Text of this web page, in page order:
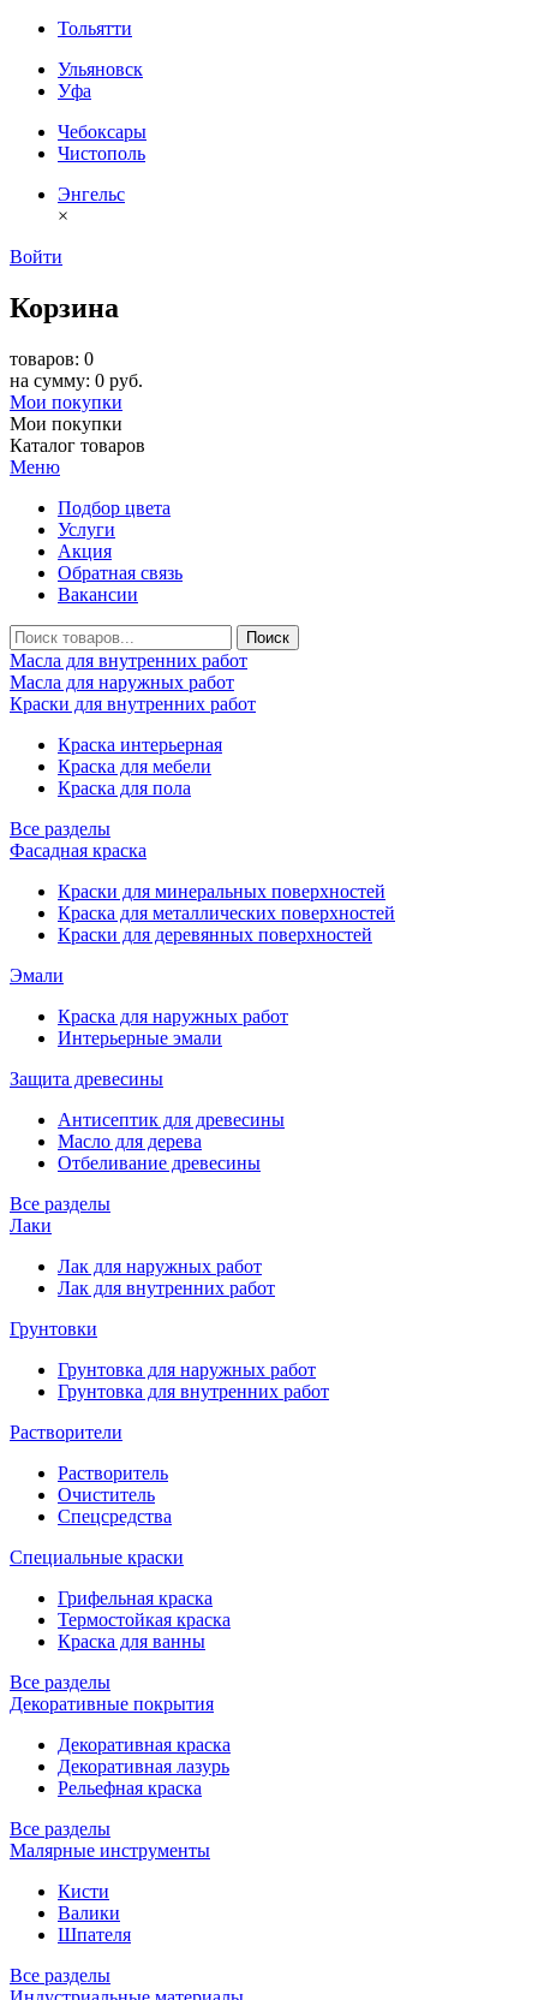
Тольятти
Ульяновск
Уфа
Чебоксары
Чистополь
Энгельс
×
Войти
Корзина
товаров: 0
на сумму: 0 руб.
Мои покупки
Мои покупки
Каталог товаров
Меню
Подбор цвета
Услуги
Акция
Обратная связь
Вакансии
Масла для внутренних работ
Масла для наружных работ
Краски для внутренних работ
Краска интерьерная
Краска для мебели
Краска для пола
Все разделы
Фасадная краска
Краски для минеральных поверхностей
Краска для металлических поверхностей
Краски для деревянных поверхностей
Эмали
Краска для наружных работ
Интерьерные эмали
Защита древесины
Антисептик для древесины
Масло для дерева
Отбеливание древесины
Все разделы
Лаки
Лак для наружных работ
Лак для внутренних работ
Грунтовки
Грунтовка для наружных работ
Грунтовка для внутренних работ
Растворители
Растворитель
Очиститель
Спецсредства
Специальные краски
Грифельная краска
Термостойкая краска
Краска для ванны
Все разделы
Декоративные покрытия
Декоративная краска
Декоративная лазурь
Рельефная краска
Все разделы
Малярные инструменты
Кисти
Валики
Шпателя
Все разделы